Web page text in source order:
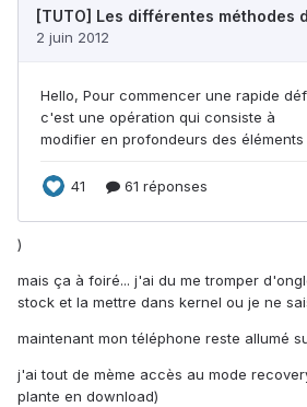
)
mais ça à foiré... j'ai du me tromper
stock et la mettre dans kernel ou je ne
maintenant mon téléphone reste allumé
j'ai tout de mème accès au mode
plante en download)